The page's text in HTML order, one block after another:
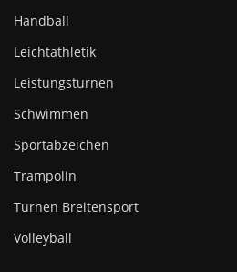
Handball
Leichtathletik
Leistungsturnen
Schwimmen
Sportabzeichen
Trampolin
Turnen Breitensport
Volleyball